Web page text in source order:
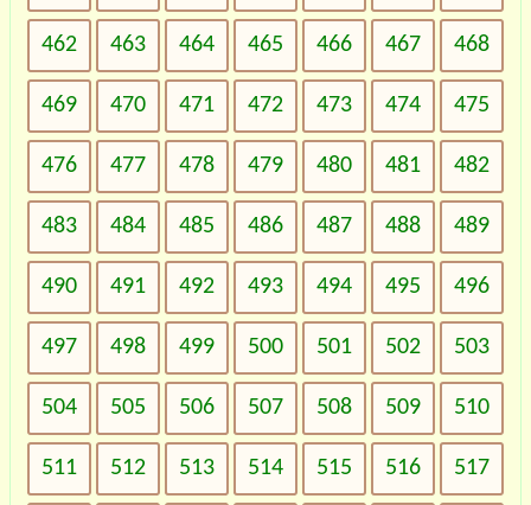
462 463 464 465 466 467 468
469 470 471 472 473 474 475
476 477 478 479 480 481 482
483 484 485 486 487 488 489
490 491 492 493 494 495 496
497 498 499 500 501 502 503
504 505 506 507 508 509 510
511 512 513 514 515 516 517